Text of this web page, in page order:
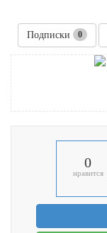
Подписки 0
0
нравится